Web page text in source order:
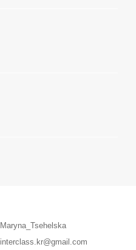
Maryna_Tsehelska
interclass.kr@gmail.com